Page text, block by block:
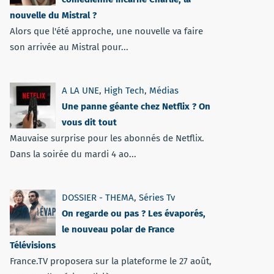
nouvelle du Mistral ?
Alors que l'été approche, une nouvelle va faire
son arrivée au Mistral pour...
A LA UNE, High Tech, Médias
Une panne géante chez Netflix ? On
vous dit tout
Mauvaise surprise pour les abonnés de Netflix.
Dans la soirée du mardi 4 ao...
DOSSIER - THEMA, Séries Tv
On regarde ou pas ? Les évaporés,
le nouveau polar de France
Télévisions
France.TV proposera sur la plateforme le 27 août,